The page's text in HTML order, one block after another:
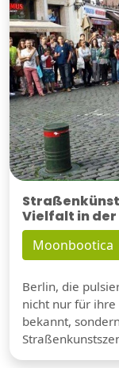
Vielfalt in
Moonbootica
Berlin, die
nicht nur für ihre
bekannt,